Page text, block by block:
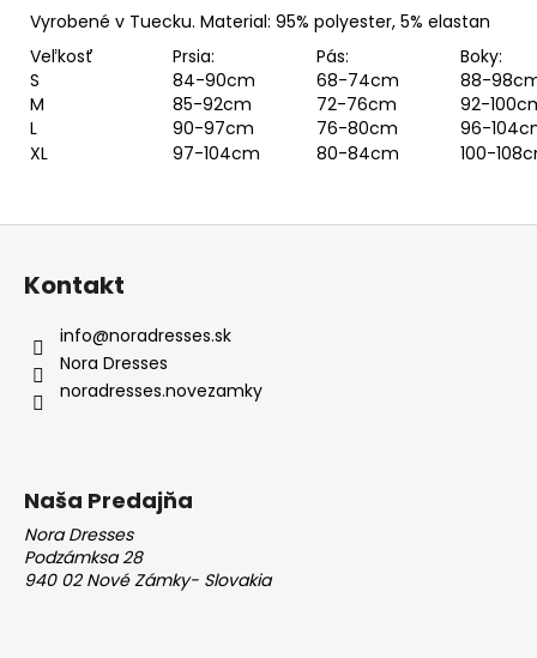
Vyrobené v Tuecku. Material: 95% polyester, 5% elastan
Veľkosť
Prsia: Pás:
Boky:
S
84-90cm 68-74cm
88-
M
85-92cm 72-76cm
92-
L
90-97cm 76-80cm
96-
XL
97-104cm 80-84cm 100-
Z
Kontakt
info@noradresses.sk
Nora Dresses
noradresses.novezamky
Naša Predajňa
Nora Dresses
Podzámksa 28
940 02 Nové Zámky- Slovakia